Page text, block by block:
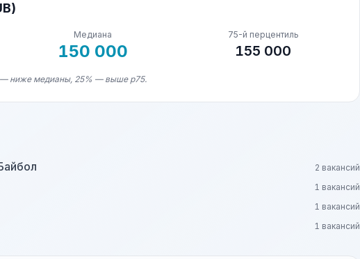
Медиана
150 000
75-й перцентиль
155 000
— ниже медианы, 25% — выше p75.
2 вакансий
1 вакансий
1 вакансий
1 вакансий